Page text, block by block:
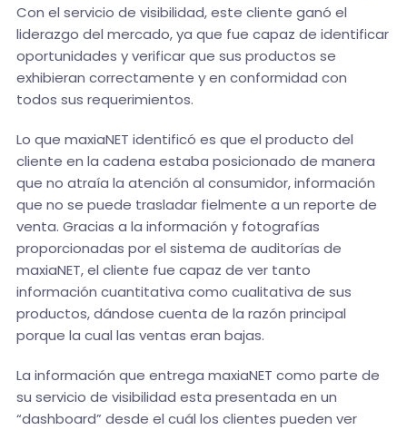
Con el servicio de visibilidad, este cliente ganó el
liderazgo del mercado, ya que fue capaz de identificar
oportunidades y verificar que sus productos se
exhibieran correctamente y en conformidad con
todos sus requerimientos.
Lo que maxiaNET identificó es que el producto del
cliente en la cadena estaba posicionado de manera
que no atraía la atención al consumidor, información
que no se puede trasladar fielmente a un reporte de
venta. Gracias a la información y fotografías
proporcionadas por el sistema de auditorías de
maxiaNET, el cliente fue capaz de ver tanto
información cuantitativa como cualitativa de sus
productos, dándose cuenta de la razón principal
porque la cual las ventas eran bajas.
La información que entrega maxiaNET como parte de
su servicio de visibilidad esta presentada en un
“dashboard” desde el cuál los clientes pueden ver